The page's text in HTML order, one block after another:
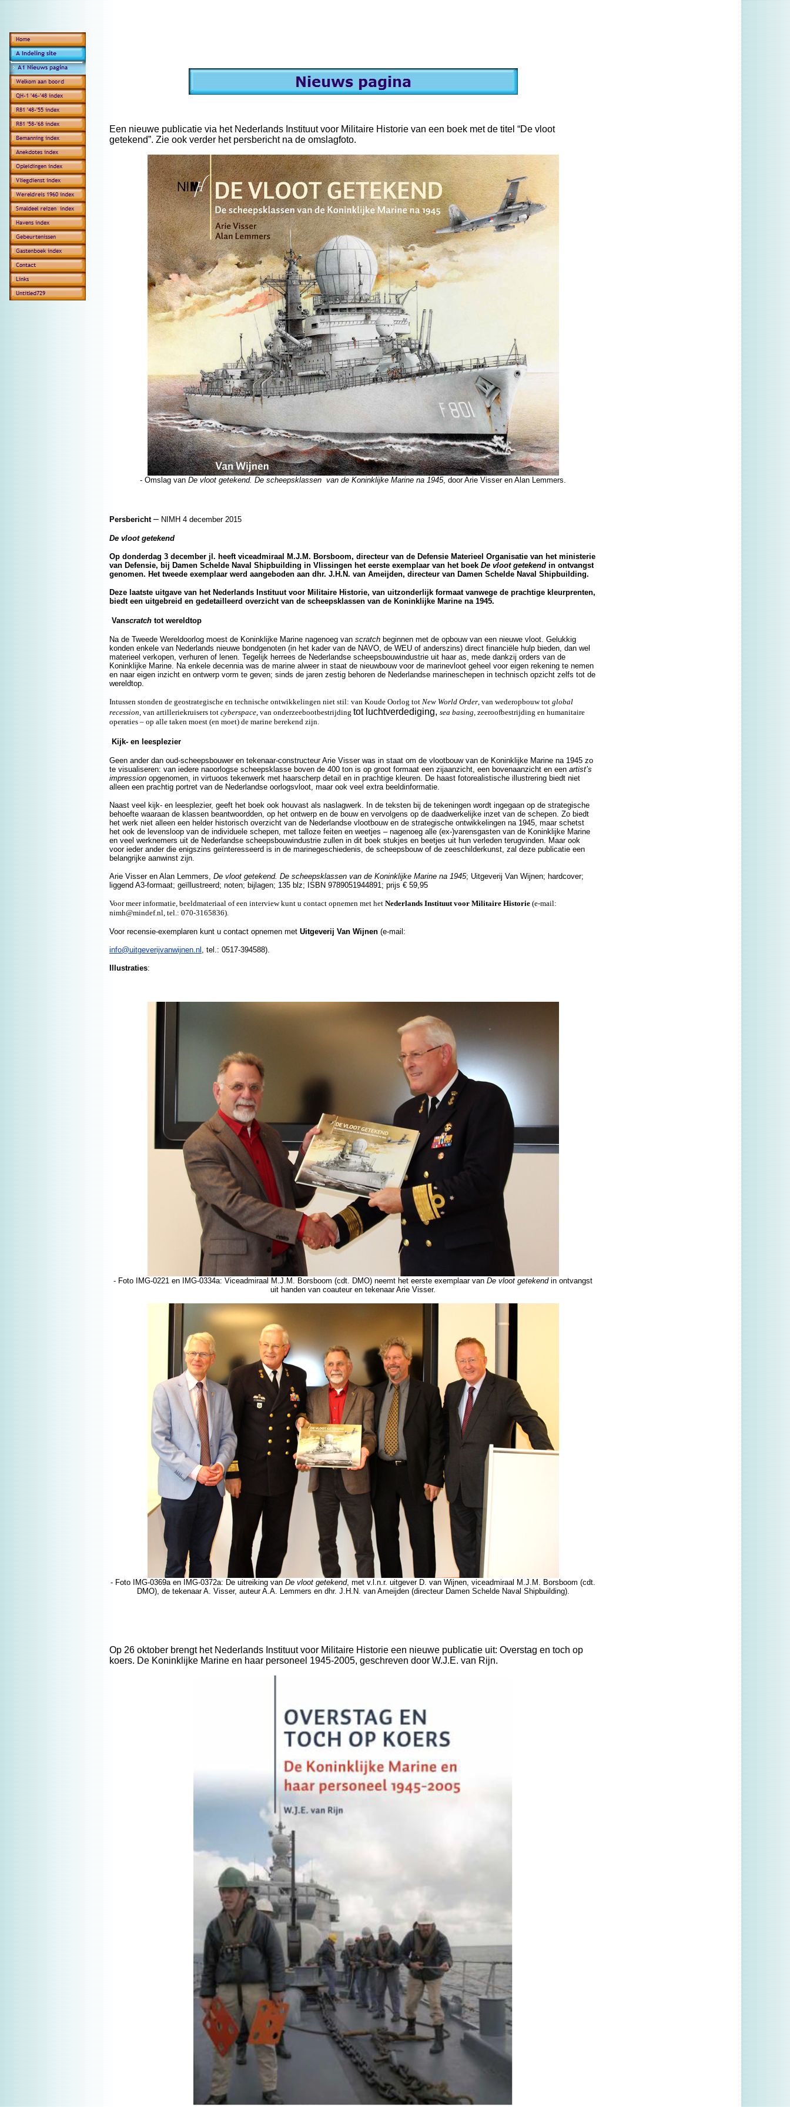
Een nieuwe publicatie via het Nederlands Instituut voor Militaire Historie van een boek met de titel “De vloot
getekend”. Zie ook verder het persbericht na de omslagfoto.
- Omslag van De vloot getekend. De scheepsklassen van de Koninklijke Marine na 1945, door Arie Visser en Alan Lemmers.
Persbericht– NIMH 4 december 2015
De vloot getekend
Op donderdag 3 december jl. heeft viceadmiraal M.J.M. Borsboom, directeur van de Defensie Materieel Organisatie van het ministerie
van Defensie, bij Damen Schelde Naval Shipbuilding in Vlissingen het eerste exemplaar van het boek De vloot getekend in ontvangst
genomen. Het tweede exemplaar werd aangeboden aan dhr. J.H.N. van Ameijden, directeur van Damen Schelde Naval Shipbuilding.
Deze laatste uitgave van het Nederlands Instituut voor Militaire Historie, van uitzonderlijk formaat vanwege de prachtige kleurprenten,
biedt een uitgebreid en gedetailleerd overzicht van de scheepsklassen van de Koninklijke Marine na 1945.
Vanscratch tot wereldtop
Na de Tweede Wereldoorlog moest de Koninklijke Marine nagenoeg van scratch beginnen met de opbouw van een nieuwe vloot. Gelukkig
konden enkele van Nederlands nieuwe bondgenoten (in het kader van de NAVO, de WEU of anderszins) direct financiële hulp bieden, dan wel
materieel verkopen, verhuren of lenen. Tegelijk herrees de Nederlandse scheepsbouwindustrie uit haar as, mede dankzij orders van de
Koninklijke Marine. Na enkele decennia was de marine alweer in staat de nieuwbouw voor de marinevloot geheel voor eigen rekening te nemen
en naar eigen inzicht en ontwerp vorm te geven; sinds de jaren zestig behoren de Nederlandse marineschepen in technisch opzicht zelfs tot de
wereldtop.
Intussen stonden de geostrategische en technische ontwikkelingen niet stil: van Koude Oorlog tot New World Order, van wederopbouw tot global
recession, van artilleriekruisers tot cyberspace, van onderzeebootbestrijding tot luchtverdediging, sea basing, zeeroofbestrijding en humanitaire
operaties – op alle taken moest (en moet) de marine berekend zijn.
Kijk- en leesplezier
Geen ander dan oud-scheepsbouwer en tekenaar-constructeur Arie Visser was in staat om de vlootbouw van de Koninklijke Marine na 1945 zo
te visualiseren: van iedere naoorlogse scheepsklasse boven de 400 ton is op groot formaat een zijaanzicht, een bovenaanzicht en een artist’s
impression opgenomen, in virtuoos tekenwerk met haarscherp detail en in prachtige kleuren. De haast fotorealistische illustrering biedt niet
alleen een prachtig portret van de Nederlandse oorlogsvloot, maar ook veel extra beeldinformatie.
Naast veel kijk- en leesplezier, geeft het boek ook houvast als naslagwerk. In de teksten bij de tekeningen wordt ingegaan op de strategische
behoefte waaraan de klassen beantwoordden, op het ontwerp en de bouw en vervolgens op de daadwerkelijke inzet van de schepen. Zo biedt
het werk niet alleen een helder historisch overzicht van de Nederlandse vlootbouw en de strategische ontwikkelingen na 1945, maar schetst
het ook de levensloop van de individuele schepen, met talloze feiten en weetjes – nagenoeg alle (ex-)varensgasten van de Koninklijke Marine
en veel werknemers uit de Nederlandse scheepsbouwindustrie zullen in dit boek stukjes en beetjes uit hun verleden terugvinden. Maar ook
voor ieder ander die enigszins geïnteresseerd is in de marinegeschiedenis, de scheepsbouw of de zeeschilderkunst, zal deze publicatie een
belangrijke aanwinst zijn.
Arie Visser en Alan Lemmers, De vloot getekend. De scheepsklassen van de Koninklijke Marine na 1945; Uitgeverij Van Wijnen; hardcover;
liggend A3-formaat; geïllustreerd; noten; bijlagen; 135 blz; ISBN 9789051944891; prijs € 59,95
Voor meer informatie, beeldmateriaal of een interview kunt u contact opnemen met het Nederlands Instituut voor Militaire Historie (e-mail:
nimh@mindef.nl, tel.: 070-3165836).
Voor recensie-exemplaren kunt u contact opnemen met Uitgeverij Van Wijnen (e-mail:
info@uitgeverijvanwijnen.nl , tel.: 0517-394588).
Illustraties:
- Foto IMG-0221 en IMG-0334a: Viceadmiraal M.J.M. Borsboom (cdt. DMO) neemt het eerste exemplaar van De vloot getekendin ontvangst
uit handen van coauteur en tekenaar Arie Visser.
- Foto IMG-0369a en IMG-0372a: De uitreiking van De vloot getekend, met v.l.n.r. uitgever D. van Wijnen, viceadmiraal M.J.M. Borsboom (cdt.
DMO), de tekenaar A. Visser, auteur A.A. Lemmers en dhr. J.H.N. van Ameijden (directeur Damen Schelde Naval Shipbuilding).
Op 26 oktober brengt het Nederlands Instituut voor Militaire Historie een nieuwe publicatie uit: Overstag en toch op
koers. De Koninklijke Marine en haar personeel 1945-2005, geschreven door W.J.E. van Rijn.